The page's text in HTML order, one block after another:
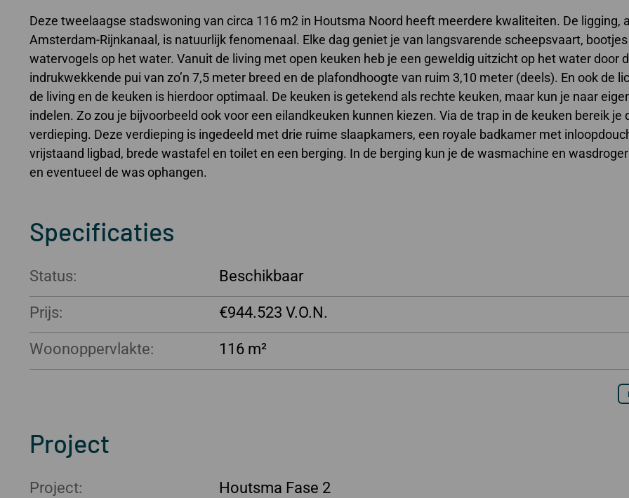
Deze tweelaagse stadswoning van circa 116 m2 in Houtsma Noord heeft meerdere kwaliteiten. De ligging,
Amsterdam-Rijnkanaal, is natuurlijk fenomenaal. Elke dag geniet je van langsvarende scheepsvaart,
watervogels op het water. Vanuit de living met open keuken heb je een geweldig uitzicht op het water door
indrukwekkende pui van zo’n 7,5 meter breed en de plafondhoogte van ruim 3,10 meter (deels). En ook de
de living en de keuken is hierdoor optimaal. De keuken is getekend als rechte keuken, maar kun je naar
indelen. Zo zou je bijvoorbeeld ook voor een eiland­keuken kunnen kiezen. Via de trap in de keuken bereik je
verdieping. Deze verdieping is ingedeeld met drie ruime slaap­kamers, een royale badkamer met
vrijstaand ligbad, brede wastafel en toilet en een berging. In de berging kun je de wasmachine en
en eventueel de was ophangen.
Specificaties
Status: Beschikbaar
Prijs: €944.523
Woonoppervlakte: 116 m²
Project
Project: Houtsma Fase 2